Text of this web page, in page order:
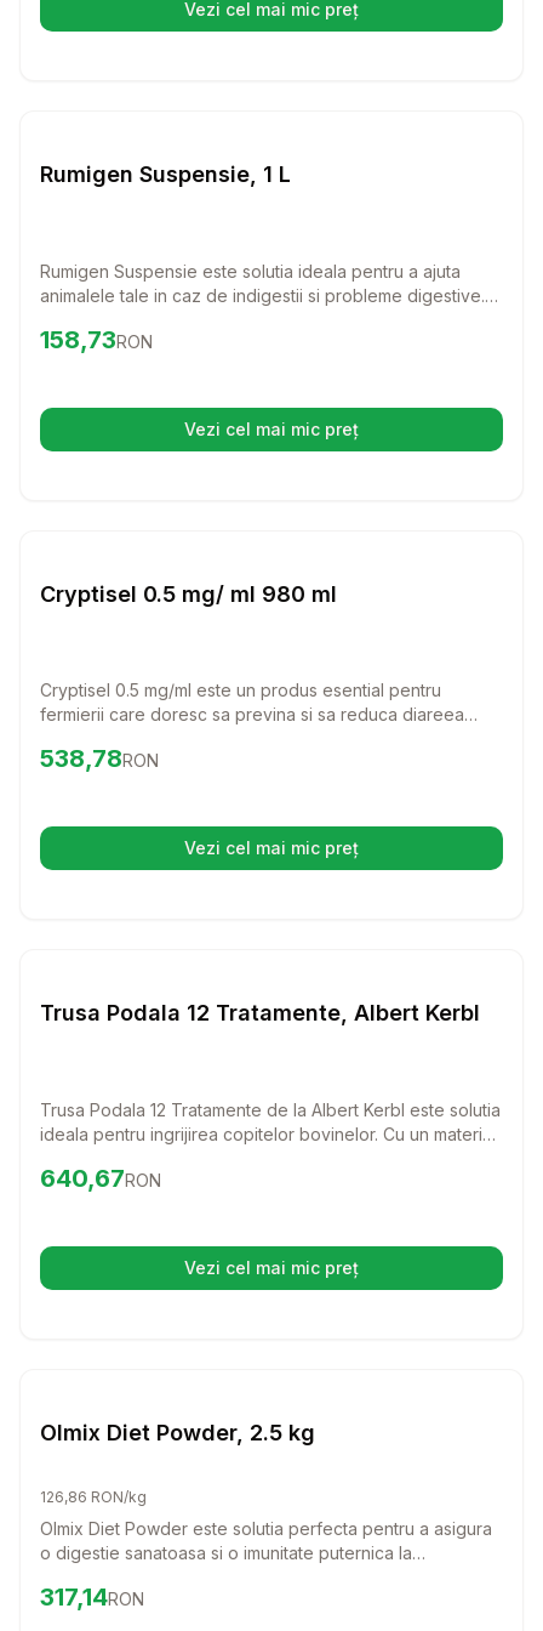
Vezi cel mai mic preț(se deschide într-o filă nouă)
Rumigen Suspensie, 1 L
Rumigen Suspensie este solutia ideala pentru a ajuta
animalele tale in caz de indigestii si probleme digestive.
sanatatea ruminala a bovinelor, ovinele si caprinele,
Preț: 158.73
158,73RON
Vezi cel mai mic preț(se deschide într-o filă nouă)
Cryptisel 0.5 mg/ ml 980 ml
Cryptisel 0.5 mg/ml este un produs esential pentru
fermierii care doresc sa previna si sa reduca diareea
Cu o formula eficienta, acest produs ajuta la mentinerea
Preț: 538.78
538,78RON
Vezi cel mai mic preț(se deschide într-o filă nouă)
Farmacie Bovine
Trusa Podala 12 Tratamente, Albert Kerbl
Trusa Podala 12 Tratamente de la Albert Kerbl este solutia
ideala pentru ingrijirea copitelor bovinelor. Cu un material
mentineti sanatatea animalelor dumneavoastra intr-un mod
Preț: 640.67
640,67RON
Vezi cel mai mic preț(se deschide într-o filă nouă)
Olmix Diet Powder, 2.5 kg
126,86 RON/kg
Olmix Diet Powder este solutia perfecta pentru a asigura
o digestie sanatoasa si o imunitate puternica la
ajuta la prevenirea diareei si la mentinerea echilibrului
Preț:317.14
317,14RON